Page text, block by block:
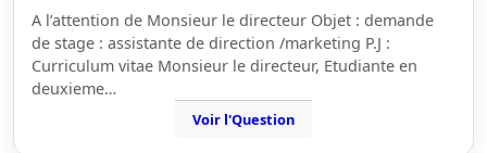
A l’attention de Monsieur le directeur Objet : demande
de stage : assistante de direction /marketing P.J :
Curriculum vitae Monsieur le directeur, Etudiante en
deuxieme…
Voir l'Question